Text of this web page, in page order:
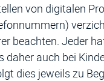
von digitalen
beachten. Jeder
auch bei
dies jeweils zu